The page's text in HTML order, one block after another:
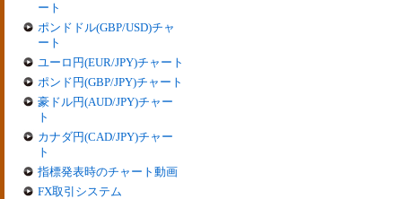
ート
ポンドドル(GBP/USD)チャ
ート
ユーロ円(EUR/JPY)チャート
ポンド円(GBP/JPY)チャート
豪ドル円(AUD/JPY)チャー
ト
カナダ円(CAD/JPY)チャー
ト
指標発表時のチャート動画
FX取引システム